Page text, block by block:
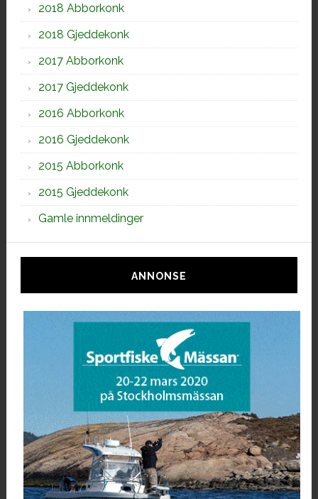
2018 Abborkonk
2018 Gjeddekonk
2017 Abborkonk
2017 Gjeddekonk
2016 Abborkonk
2016 Gjeddekonk
2015 Abborkonk
2015 Gjeddekonk
Gamle innmeldinger
ANNONSE